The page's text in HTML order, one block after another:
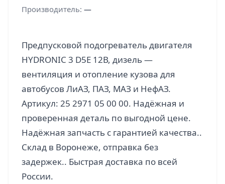
Производитель: —
Предпусковой подогреватель двигателя
HYDRONIC 3 D5E 12В, дизель —
вентиляция и отопление кузова для
автобусов ЛиАЗ, ПАЗ, МАЗ и НефАЗ.
Артикул: 25 2971 05 00 00. Надёжная и
проверенная деталь по выгодной цене.
Надёжная запчасть с гарантией качества..
Склад в Воронеже, отправка без
задержек.. Быстрая доставка по всей